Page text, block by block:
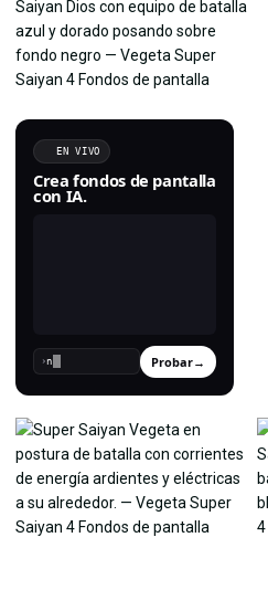
EN VIVO
Crea fondos de pantalla
con IA.
› Probar→